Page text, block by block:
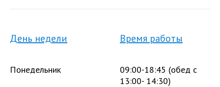
День недели Время работы
Понедельник
09:00-18:45 (обед с
13:00- 14:30)